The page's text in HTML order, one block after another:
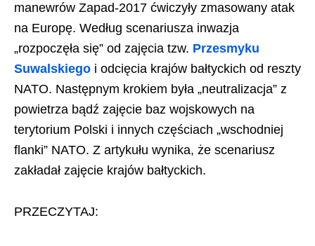
manewrów Zapad-2017 ćwiczyły zmasowany atak
na Europę. Według scenariusza inwazja
„rozpoczęła się” od zajęcia tzw. Przesmyku
Suwalskiego i odcięcia krajów bałtyckich od reszty
NATO. Następnym krokiem była „neutralizacja” z
powietrza bądź zajęcie baz wojskowych na
terytorium Polski i innych częściach „wschodniej
flanki” NATO. Z artykułu wynika, że scenariusz
zakładał zajęcie krajów bałtyckich.
PRZECZYTAJ: